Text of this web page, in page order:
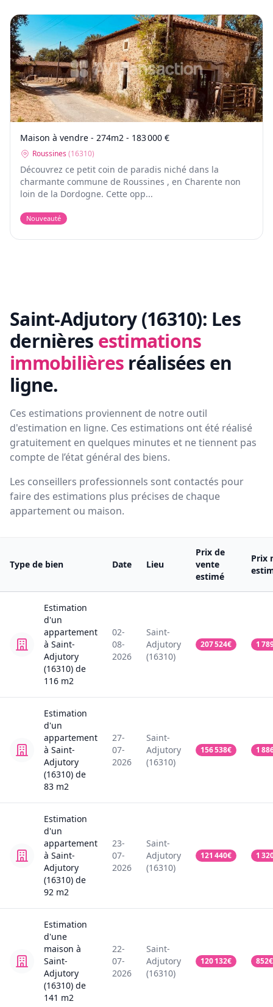
Maison à vendre - 274m2 - 183 000 €
Roussines (16310)
Découvrez ce petit coin de paradis niché dans la
charmante commune de Roussines , en Charente non
loin de la Dordogne. Cette opp...
Nouveauté
Saint-Adjutory (16310): Les
dernières estimations
immobilières réalisées en
ligne.
Ces estimations proviennent de notre outil
d'estimation en ligne. Ces estimations ont été réalisé
gratuitement en quelques minutes et ne tiennent pas
compte de l’état général des biens.
Les conseillers professionnels sont contactés pour
faire des estimations plus précises de chaque
appartement ou maison.
Type de bien Date Lieu
Prix de
vente
estimé
Prix
Estimation
d'un
appartement
à Saint-
Adjutory
(16310) de
116 m2
02-
08-
2026
Saint-
Adjutory
(16310)
207 524€ 1
Estimation
d'un
appartement
à Saint-
Adjutory
(16310) de
83 m2
27-
07-
2026
Saint-
Adjutory
(16310)
156 538€ 1
Estimation
d'un
appartement
à Saint-
Adjutory
(16310) de
92 m2
23-
07-
2026
Saint-
Adjutory
(16310)
121 440€ 1
Estimation
d'une
maison à
Saint-
Adjutory
(16310) de
141 m2
22-
07-
2026
Saint-
Adjutory
(16310)
120 132€ 852€